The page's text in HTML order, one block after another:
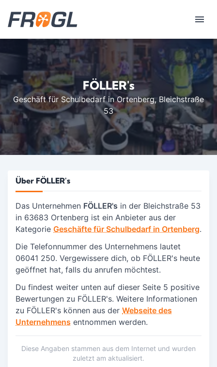
FÖLLER's
Geschäft für Schulbedarf in Ortenberg, Bleichstraße
53
Über FÖLLER's
Das Unternehmen FÖLLER's in der Bleichstraße 53
in 63683 Ortenberg ist ein Anbieter aus der
Kategorie Geschäfte für Schulbedarf in Ortenberg.
Die Telefonnummer des Unternehmens lautet
06041 250. Vergewissere dich, ob FÖLLER's heute
geöffnet hat, falls du anrufen möchtest.
Du findest weiter unten auf dieser Seite 5 positive
Bewertungen zu FÖLLER's. Weitere Informationen
zu FÖLLER's können aus der Webseite des
Unternehmens entnommen werden.
Diese Angaben stammen aus dem Internet und wurden
zuletzt am aktualisiert.